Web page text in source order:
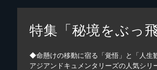
特集「秘境をぶっ
◆命懸けの移動に宿る「覚悟」と「人生
アジアンドキュメンタリーズの人気シ